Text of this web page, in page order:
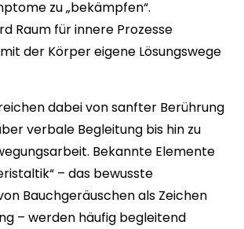
zu „bekämpfen“.
Raum für innere Prozesse
der Körper eigene Lösungswege
dabei von sanfter Berührung
verbale Begleitung bis hin zu
Bekannte Elemente
– das bewusste
Bauchgeräuschen als Zeichen
– werden häufig begleitend